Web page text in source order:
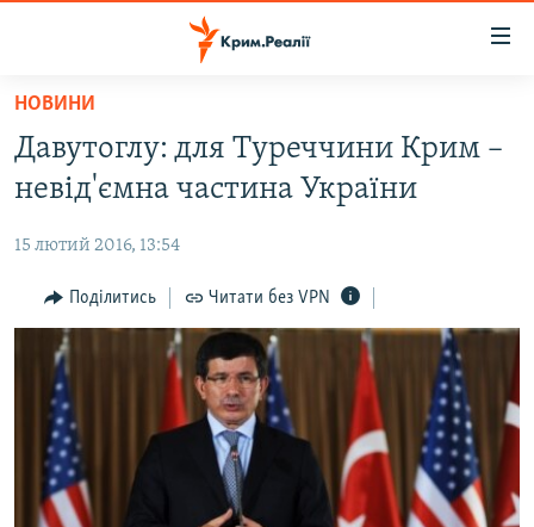
Перейти
основного
матеріалу
до
навігації
Перейти
пошуку
ВОДА.КРИМ
ПОЛІТИКА
БЛОГИ
ПОГЛЯД
ІНТЕРВ'Ю
ВСЕ ЗА ДЕНЬ
СПЕЦПРОЕКТИ
ДЕПОРТАЦІЯ
ЯК ОБІЙТИ БЛОКУВАННЯ
НОВИНИ
Давутоглу: для Туреччини Крим –
невід'ємна частина України
15 лютий 2016, 13:54
Поділитись Читати без VPN